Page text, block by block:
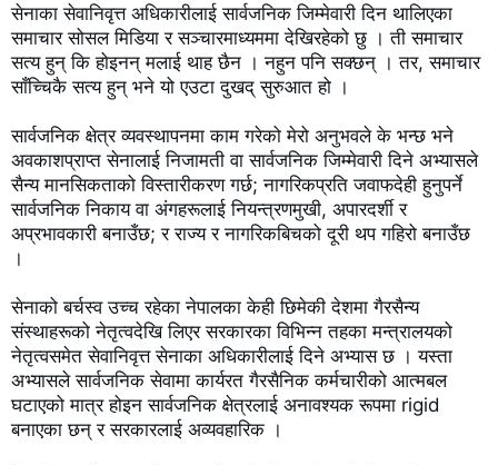
सेनाका सेवानिवृत्त अधिकारीलाई सार्वजनिक जिम्मेवारी दिन थालिएका
समाचार सोसल मिडिया र सञ्चारमाध्यममा देखिरहेको छु । ती समाचार
सत्य हुन् कि होइनन् मलाई थाह छैन । नहुन पनि सक्छन् । तर, समाचार
साँच्चिकै सत्य हुन् भने यो एउटा दुखद् सुरुआत हो ।
सार्वजनिक क्षेत्र व्यवस्थापनमा काम गरेको मेरो अनुभवले के भन्छ भने
अवकाशप्राप्त सेनालाई निजामती वा सार्वजनिक जिम्मेवारी दिने अभ्यासले
सैन्य मानसिकताको विस्तारीकरण गर्छ; नागरिकप्रति जवाफदेही हुनुपर्ने
सार्वजनिक निकाय वा अंगहरूलाई नियन्त्रणमुखी, अपारदर्शी र
अप्रभावकारी बनाउँछ; र राज्य र नागरिकबिचको दूरी थप गहिरो बनाउँछ
।
सेनाको बर्चस्व उच्च रहेका नेपालका केही छिमेकी देशमा गैरसैन्य
संस्थाहरूको नेतृत्वदेखि लिएर सरकारका विभिन्न तहका मन्त्रालयको
नेतृत्वसमेत सेवानिवृत्त सेनाका अधिकारीलाई दिने अभ्यास छ । यस्ता
अभ्यासले सार्वजनिक सेवामा कार्यरत गैरसैनिक कर्मचारीको आत्मबल
घटाएको मात्र होइन सार्वजनिक क्षेत्रलाई अनावश्यक रूपमा rigid
बनाएका छन् र सरकारलाई अव्यवहारिक ।